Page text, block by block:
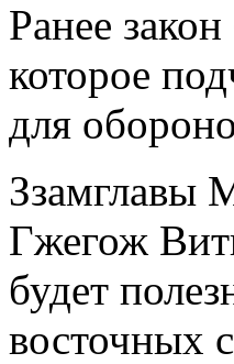
Ранее
которое
для
Ззамглавы
Гжегож
будет
восточных